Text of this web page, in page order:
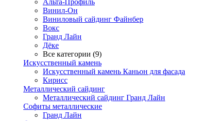
Альта-Профиль
Винил-Он
Виниловый сайдинг Файнбер
Вокс
Гранд Лайн
Дёке
Все категории (9)
Искусственный камень
Искусственный камень Каньон для фасада
Кирисс
Металлический сайдинг
Металлический сайдинг Гранд Лайн
Софиты металлические
Гранд Лайн